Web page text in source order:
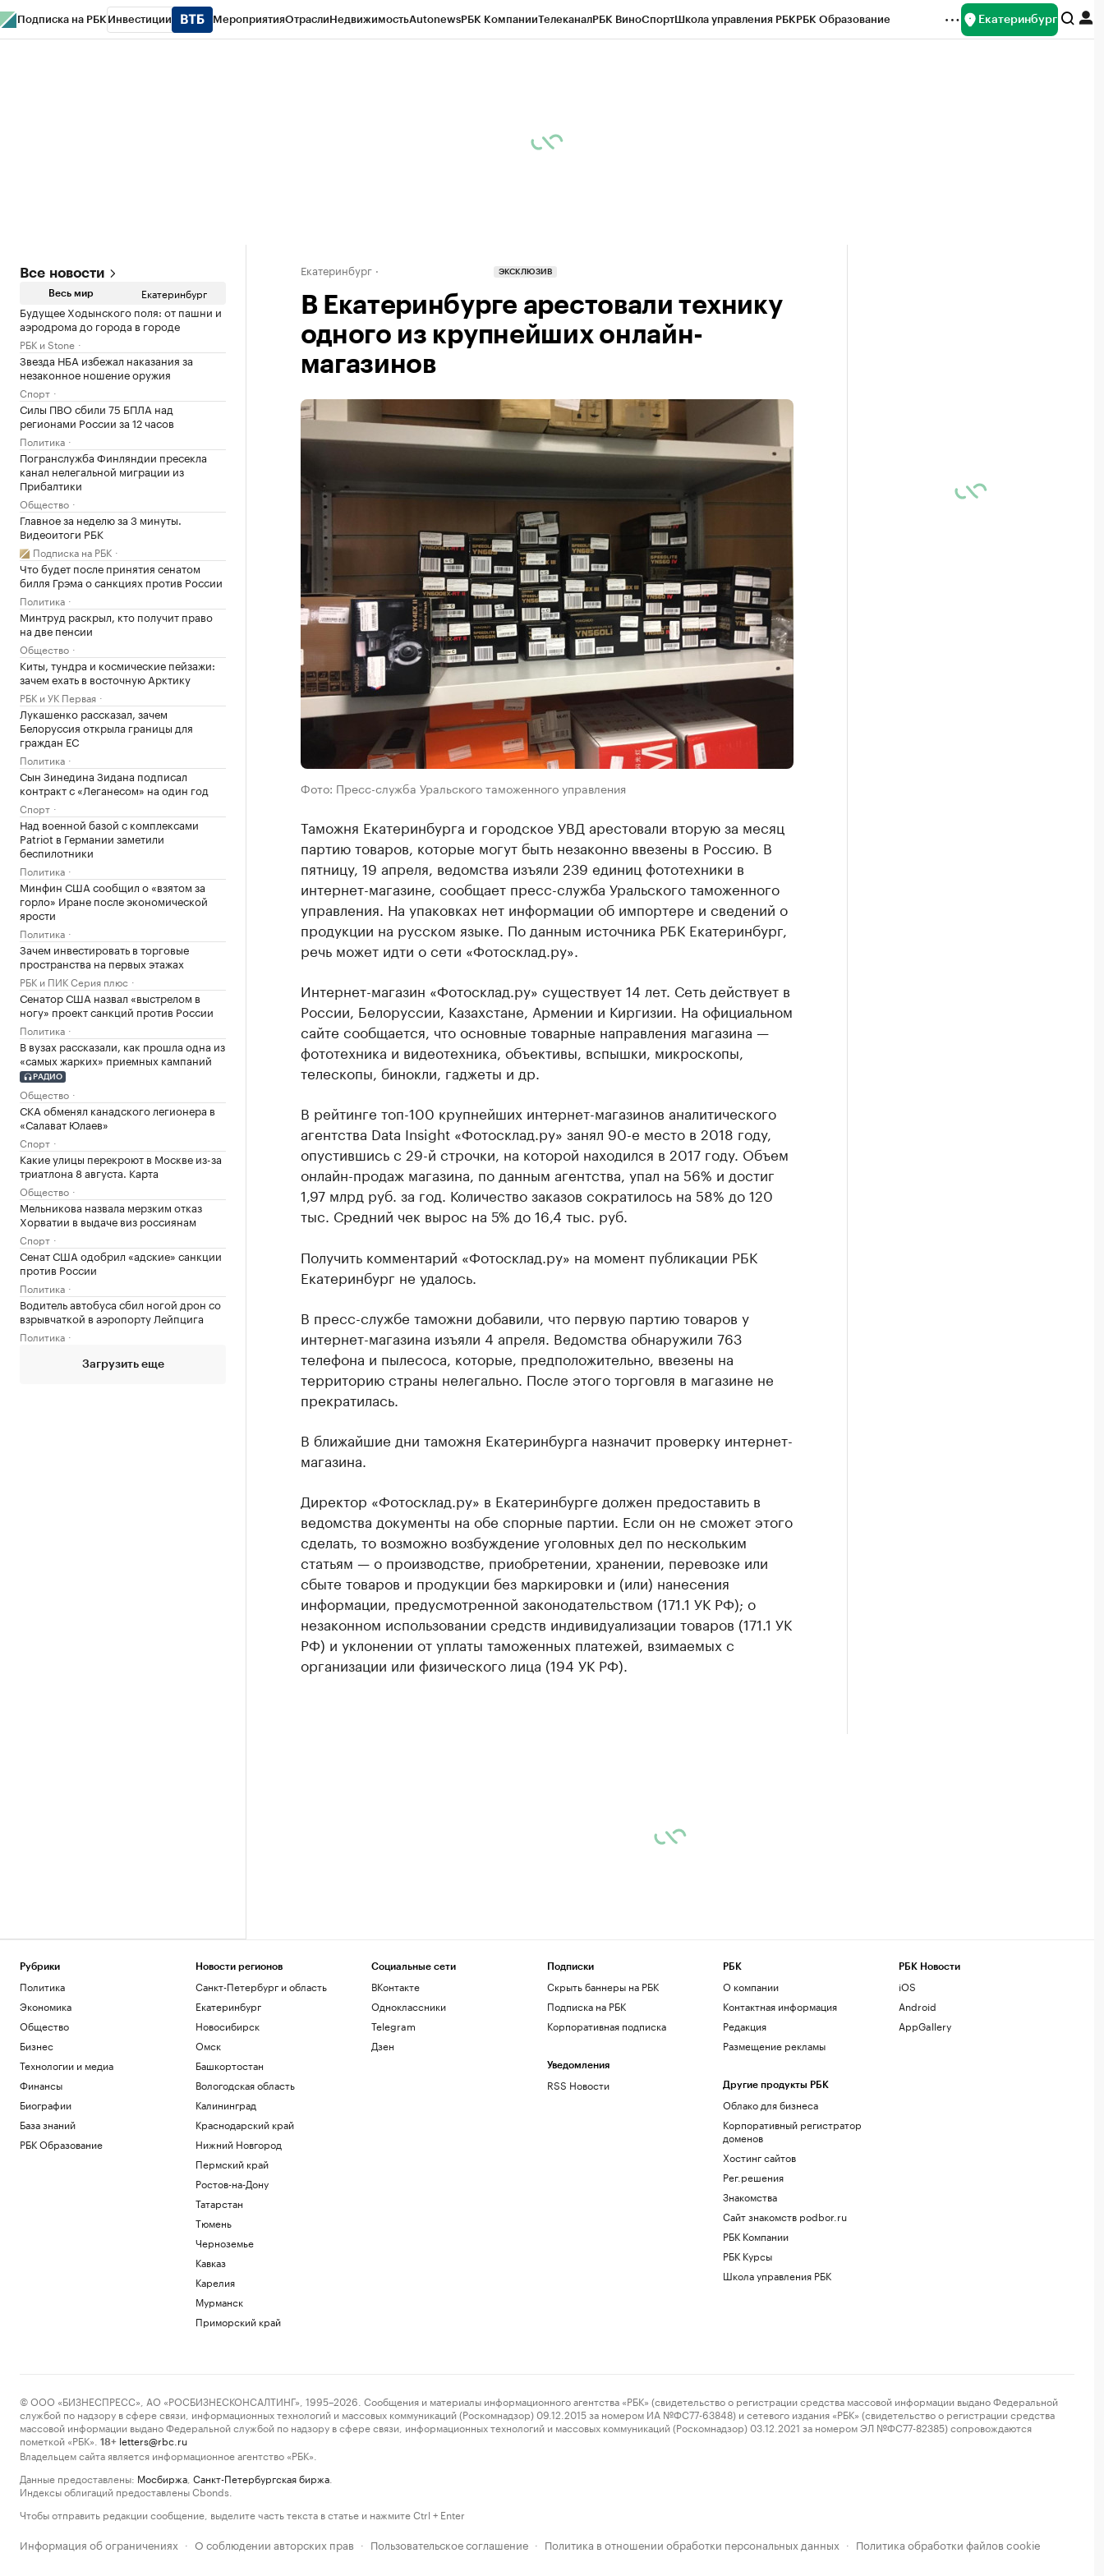
Подписка на РБК Инвестиции МероприятияОтраслиНедвижимостьAutonewsРБК КомпанииТелеканалРБК ВиноСпортШкола управления РБКРБК Образование Екатеринбург
Все новости
Весь мир Екатеринбург
Будущее Ходынского поля: от пашни и
аэродрома до города в городе
РБК и Stone
Звезда НБА избежал наказания за
незаконное ношение оружия
Спорт
Силы ПВО сбили 75 БПЛА над
регионами России за 12 часов
Политика
Погранслужба Финляндии пресекла
канал нелегальной миграции из
Прибалтики
Общество
Главное за неделю за 3 минуты.
Видеоитоги РБК
Подписка на РБК
Что будет после принятия сенатом
билля Грэма о санкциях против России
Политика
Минтруд раскрыл, кто получит право
на две пенсии
Общество
Киты, тундра и космические пейзажи:
зачем ехать в восточную Арктику
РБК и УК Первая
Лукашенко рассказал, зачем
Белоруссия открыла границы для
граждан ЕС
Политика
Сын Зинедина Зидана подписал
контракт с «Леганесом» на один год
Спорт
Над военной базой с комплексами
Patriot в Германии заметили
беспилотники
Политика
Минфин США сообщил о «взятом за
горло» Иране после экономической
ярости
Политика
Зачем инвестировать в торговые
пространства на первых этажах
РБК и ПИК Серия плюс
Сенатор США назвал «выстрелом в
ногу» проект санкций против России
Политика
В вузах рассказали, как прошла одна из
«самых жарких» приемных кампаний
РАДИО
Общество
СКА обменял канадского легионера в
«Салават Юлаев»
Спорт
Какие улицы перекроют в Москве из-за
триатлона 8 августа. Карта
Общество
Мельникова назвала мерзким отказ
Хорватии в выдаче виз россиянам
Спорт
Сенат США одобрил «адские» санкции
против России
Политика
Водитель автобуса сбил ногой дрон со
взрывчаткой в аэропорту Лейпцига
Политика
Загрузить еще
Екатеринбург ЭКСКЛЮЗИВ
В Екатеринбурге арестовали технику
одного из крупнейших онлайн-
магазинов
Фото: Пресс-служба Уральского таможенного управления
Таможня Екатеринбурга и городское УВД арестовали вторую за месяц
партию товаров, которые могут быть незаконно ввезены в Россию. В
пятницу, 19 апреля, ведомства изъяли 239 единиц фототехники в
интернет-магазине, сообщает пресс-служба Уральского таможенного
управления. На упаковках нет информации об импортере и сведений о
продукции на русском языке. По данным источника РБК Екатеринбург,
речь может идти о сети «Фотосклад.ру».
Интернет-магазин «Фотосклад.ру» существует 14 лет. Сеть действует в
России, Белоруссии, Казахстане, Армении и Киргизии. На официальном
сайте сообщается, что основные товарные направления магазина —
фототехника и видеотехника, объективы, вспышки, микроскопы,
телескопы, бинокли, гаджеты и др.
В рейтинге топ-100 крупнейших интернет-магазинов аналитического
агентства Data Insight «Фотосклад.ру» занял 90-е место в 2018 году,
опустившись с 29-й строчки, на которой находился в 2017 году. Объем
онлайн-продаж магазина, по данным агентства, упал на 56% и достиг
1,97 млрд руб. за год. Количество заказов сократилось на 58% до 120
тыс. Средний чек вырос на 5% до 16,4 тыс. руб.
Получить комментарий «Фотосклад.ру» на момент публикации РБК
Екатеринбург не удалось.
В пресс-службе таможни добавили, что первую партию товаров у
интернет-магазина изъяли 4 апреля. Ведомства обнаружили 763
телефона и пылесоса, которые, предположительно, ввезены на
территорию страны нелегально. После этого торговля в магазине не
прекратилась.
В ближайшие дни таможня Екатеринбурга назначит проверку интернет-
магазина.
Директор «Фотосклад.ру» в Екатеринбурге должен предоставить в
ведомства документы на обе спорные партии. Если он не сможет этого
сделать, то возможно возбуждение уголовных дел по нескольким
статьям — о производстве, приобретении, хранении, перевозке или
сбыте товаров и продукции без маркировки и (или) нанесения
информации, предусмотренной законодательством (171.1 УК РФ); о
незаконном использовании средств индивидуализации товаров (171.1 УК
РФ) и уклонении от уплаты таможенных платежей, взимаемых с
организации или физического лица (194 УК РФ).
Рубрики
Политика
Экономика
Общество
Бизнес
Технологии и медиа
Финансы
Биографии
База знаний
РБК Образование
Новости регионов
Санкт-Петербург и область
Екатеринбург
Новосибирск
Омск
Башкортостан
Вологодская область
Калининград
Краснодарский край
Нижний Новгород
Пермский край
Ростов-на-Дону
Татарстан
Тюмень
Черноземье
Кавказ
Карелия
Мурманск
Приморский край
Социальные сети
ВКонтакте
Одноклассники
Telegram
Дзен
Подписки
Скрыть баннеры на РБК
Подписка на РБК
Корпоративная подписка
Уведомления
RSS Новости
РБК
О компании
Контактная информация
Редакция
Размещение рекламы
Другие продукты РБК
Облако для бизнеса
Корпоративный регистратор
доменов
Хостинг сайтов
Рег.решения
Знакомства
Сайт знакомств podbor.ru
РБК Компании
РБК Курсы
Школа управления РБК
РБК Новости
iOS
Android
AppGallery
© ООО «БИЗНЕСПРЕСС», АО «РОСБИЗНЕСКОНСАЛТИНГ», 1995–2026. Сообщения и материалы информационного агентства «РБК» (свидетельство о регистрации средства массовой информации выдано Федеральной
службой по надзору в сфере связи, информационных технологий и массовых коммуникаций (Роскомнадзор) 09.12.2015 за номером ИА №ФС77-63848) и сетевого издания «РБК» (свидетельство о регистрации средства
массовой информации выдано Федеральной службой по надзору в сфере связи, информационных технологий и массовых коммуникаций (Роскомнадзор) 03.12.2021 за номером ЭЛ №ФС77-82385) сопровождаются
пометкой «РБК».
18+ letters@rbc.ru
Владельцем сайта является информационное агентство «РБК».
Данные предоставлены: Мосбиржа Санкт-Петербургская биржа
Индексы облигаций предоставлены Cbonds.
Чтобы отправить редакции сообщение, выделите часть текста в статье и нажмите Ctrl + Enter
Информация об ограничениях · О соблюдении авторских прав · Пользовательское соглашение · Политика в отношении обработки персональных данных · Политика обработки файлов cookie